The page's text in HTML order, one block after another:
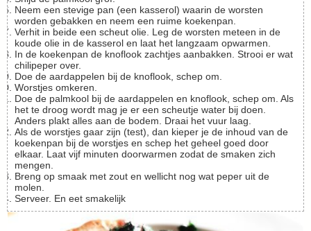
Neem een stevige pan (een kasserol) waarin de worsten
worden gebakken en neem een ruime koekenpan.
Verhit in beide een scheut olie. Leg de worsten meteen in de
koude olie in de kasserol en laat het langzaam opwarmen.
In de koekenpan de knoflook zachtjes aanbakken. Strooi er wat
chilipeper over.
Doe de aardappelen bij de knoflook, schep om.
Worstjes omkeren.
Doe de palmkool bij de aardappelen en knoflook, schep om. Als
het te droog wordt mag je er een scheutje water bij doen.
Anders plakt alles aan de bodem. Draai het vuur laag.
Als de worstjes gaar zijn (test), dan kieper je de inhoud van de
koekenpan bij de worstjes en schep het geheel goed door
elkaar. Laat vijf minuten doorwarmen zodat de smaken zich
mengen.
Breng op smaak met zout en wellicht nog wat peper uit de
molen.
Serveer. En eet smakelijk